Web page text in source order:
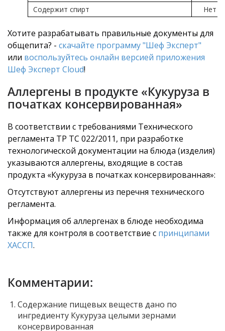
Содержит спирт
Нет
Хотите разрабатывать правильные документы для
общепита? - скачайте программу "Шеф Эксперт"
или воспользуйтесь онлайн версией приложения
Шеф Эксперт Cloud!
Аллергены в продукте «Кукуруза в
початках консервированная»
В соответствии с требованиями Технического
регламента ТР ТС 022/2011, при разработке
технологической документации на блюда (изделия)
указываются аллергены, входящие в состав
продукта «Кукуруза в початках консервированная»:
Отсутствуют аллергены из перечня технического
регламента.
Информация об аллергенах в блюде необходима
также для контроля в соответствие с принципами
ХАССП.
Комментарии:
Содержание пищевых веществ дано по
ингредиенту Кукуруза целыми зернами
консервированная